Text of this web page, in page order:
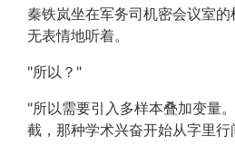
秦铁岚坐在军务司机密会议室
无表情地听着。
"所以？"
"所以需要引入多样本叠加变量
截，那种学术兴奋开始从字里